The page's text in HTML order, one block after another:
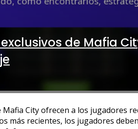
de Mafia
Mafia City ofrecen a los jugadores
más recientes, los jugadores